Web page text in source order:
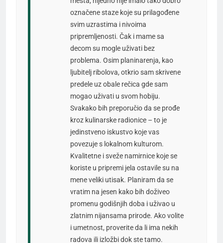
označene staze koje su prilagođene
svim uzrastima i nivoima
pripremljenosti. Čak i mame sa
decom su mogle uživati bez
problema. Osim planinarenja, kao
ljubitelj ribolova, otkrio sam skrivene
predele uz obale rečica gde sam
mogao uživati u svom hobiju.
Svakako bih preporučio da se prođe
kroz kulinarske radionice – to je
jedinstveno iskustvo koje vas
povezuje s lokalnom kulturom.
Kvalitetne i sveže namirnice koje se
koriste u pripremi jela ostavile su na
mene veliki utisak. Planiram da se
vratim na jesen kako bih doživeo
promenu godišnjih doba i uživao u
zlatnim nijansama prirode. Ako volite
i umetnost, proverite da li ima nekih
radova ili izložbi dok ste tamo.